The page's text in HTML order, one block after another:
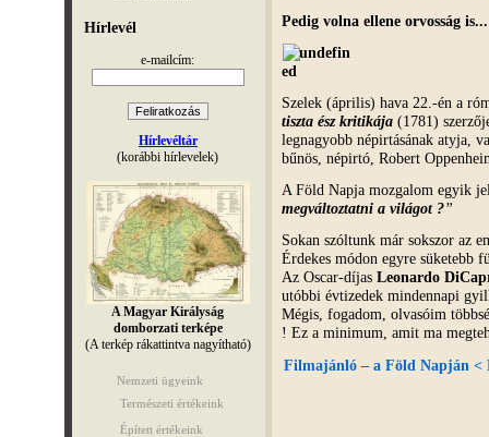
Hírlevél
e-mailcím:
Hírlevéltár
(korábbi hírlevelek)
A Magyar Királyság
domborzati terképe
(A terkép rákattintva nagyítható)
Nemzeti ügyeink
Természeti értékeink
Épített értékeink
Pedig volna ellene orvosság is...
Szelek (április) hava 22.-én a
tiszta ész kritikája (1781)
legnagyobb népirtásának atyja,
bűnös, népirtó, Robert
A Föld Napja mozgalom egyik
megváltoztatni a világot ?”
Sokan szóltunk már sokszor az
Érdekes módon egyre süketebb
Az Oscar-díjasLeonardo
utóbbi évtizedek mindennapi
Mégis, fogadom, olvasóim
! Ez a minimum, amit ma
Filmajánló – a Föld Napján <